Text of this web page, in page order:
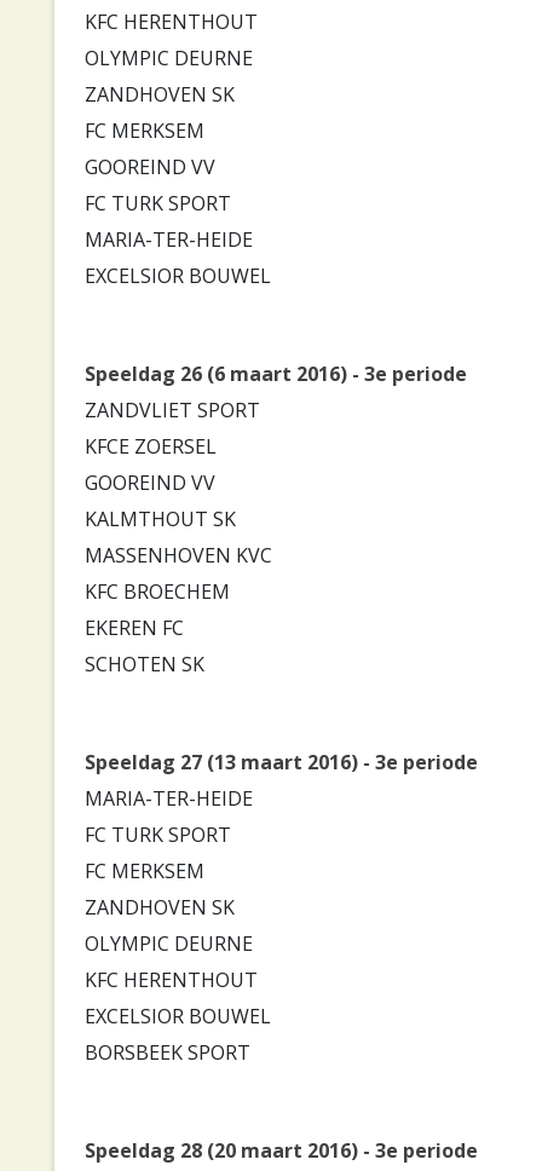
KFC HERENTHOUT
OLYMPIC DEURNE
ZANDHOVEN SK
FC MERKSEM
GOOREIND VV
FC TURK SPORT
MARIA-TER-HEIDE
EXCELSIOR BOUWEL
Speeldag 26 (6 maart 2016) - 3e periode
ZANDVLIET SPORT
KFCE ZOERSEL
GOOREIND VV
KALMTHOUT SK
MASSENHOVEN KVC
KFC BROECHEM
EKEREN FC
SCHOTEN SK
Speeldag 27 (13 maart 2016) - 3e periode
MARIA-TER-HEIDE
FC TURK SPORT
FC MERKSEM
ZANDHOVEN SK
OLYMPIC DEURNE
KFC HERENTHOUT
EXCELSIOR BOUWEL
BORSBEEK SPORT
Speeldag 28 (20 maart 2016) - 3e periode